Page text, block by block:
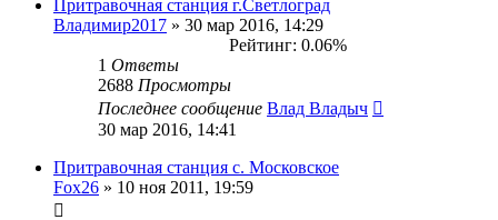
Притравочная станция г.Светлоград
Владимир2017 » 30 мар 2016, 14:29
Рейтинг: 0.06%
1 Ответы
2688 Просмотры
Последнее сообщение Влад Владыч
30 мар 2016, 14:41
Притравочная станция с. Московское
Fox26 » 10 ноя 2011, 19:59